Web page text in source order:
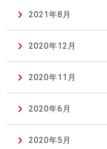
2021年8月
2020年12月
2020年11月
2020年6月
2020年5月